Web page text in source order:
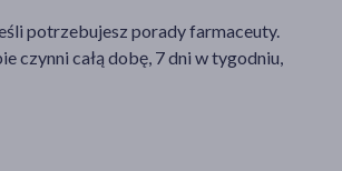
potrzebujesz porady farmaceuty.
czynni całą dobę, 7 dni w tygodniu,